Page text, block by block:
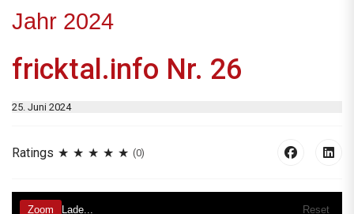
Jahr 2024
fricktal.info Nr. 26
25. Juni 2024
Ratings (0)